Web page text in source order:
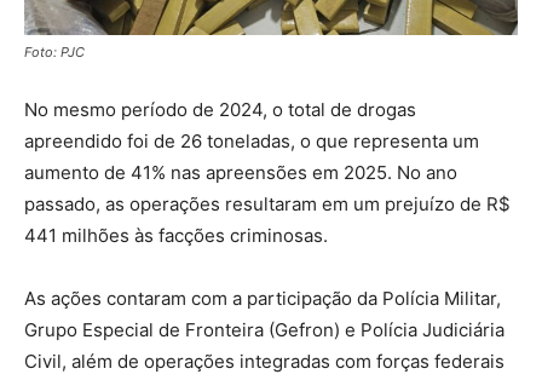
Foto: PJC
No mesmo período de 2024, o total de drogas
apreendido foi de 26 toneladas, o que representa um
aumento de 41% nas apreensões em 2025. No ano
passado, as operações resultaram em um prejuízo de R$
441 milhões às facções criminosas.
As ações contaram com a participação da Polícia Militar,
Grupo Especial de Fronteira (Gefron) e Polícia Judiciária
Civil, além de operações integradas com forças federais